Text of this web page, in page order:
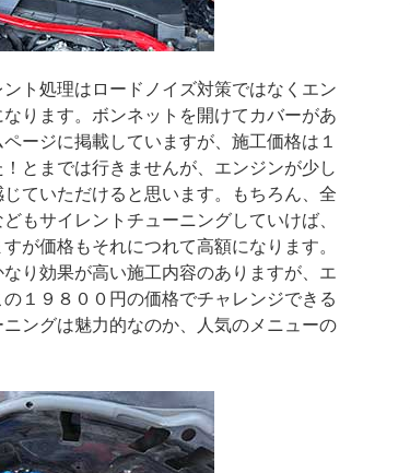
ト処理はロードノイズ対策ではなくエン
ります。ボンネットを開けてカバーがあ
ージに掲載していますが、施工価格は１
とまでは行きませんが、エンジンが少し
ていただけると思います。もちろん、全
もサイレントチューニングしていけば、
が価格もそれにつれて高額になります。
り効果が高い施工内容のありますが、エ
１９８００円の価格でチャレンジできる
ングは魅力的なのか、人気のメニューの